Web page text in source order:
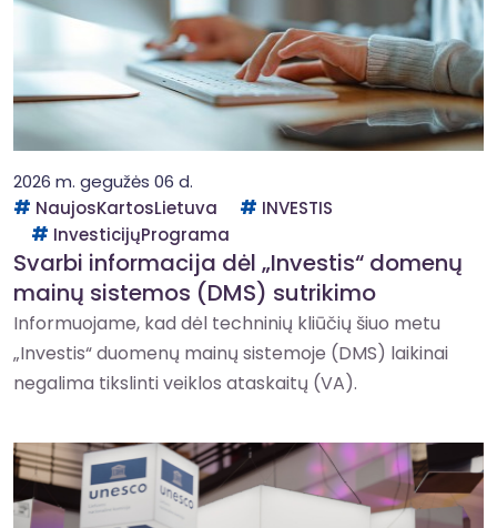
2026 m. gegužės 06 d.
NaujosKartosLietuva
INVESTIS
InvesticijųPrograma
Svarbi informacija dėl „Investis“ domenų
mainų sistemos (DMS) sutrikimo
Informuojame, kad dėl techninių kliūčių šiuo metu
„Investis“ duomenų mainų sistemoje (DMS) laikinai
negalima tikslinti veiklos ataskaitų (VA).